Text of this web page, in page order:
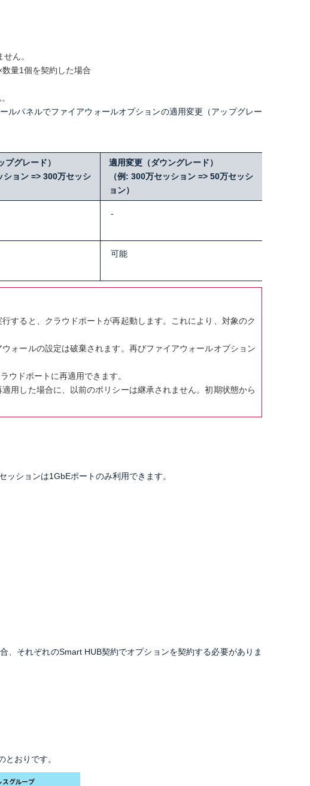
ん。
量1個を契約した場合
ルパネルでファイアウォールオプションの適用変更（アップグレー
プグレード）
ション => 300万セッシ
適用変更（ダウングレード）
（例: 300万セッション => 50万セッシ
ョン）
-
可能
すると、クラウドポートが再起動します。これにより、対象のク
ォールの設定は破棄されます。再びファイアウォールオプション
ウドポートに再適用できます。
用した場合に、以前のポリシーは継承されません。初期状態から
ションは1GbEポートのみ利用できます。
それぞれのSmart HUB契約でオプションを契約する必要がありま
おりです。